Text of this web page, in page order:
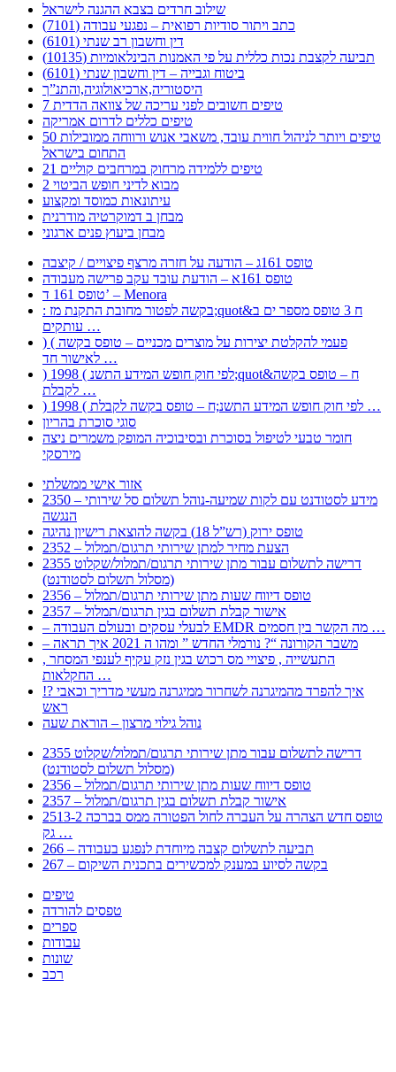
שילוב חרדים בצבא ההגנה לישראל
כתב ויתור סודיות רפואית – נפגעי עבודה (7101)
דין וחשבון רב שנתי (6101)
תביעה לקצבת נכות כללית על פי האמנות הבינלאומיות (10135)
ביטוח וגבייה – דין וחשבון שנתי (6101)
היסטוריה,ארכיאולוגיה,והתנ”ך
7 טיפים חשובים לפני עריכה של צוואה הדדית
טיפים כללים לדרום אמריקה
50 טיפים ויותר לניהול חווית עובד, משאבי אנוש ורווחה ממובילות
התחום בישראל
21 טיפים ללמידה מרחוק במרחבים קוליים
מבוא לדיני חופש הביטוי 2
עיתונאות כמוסד ומקצוע
מבחן ב דמוקרטיה מודרנית
מבחן ביעוץ פנים ארגוני
טופס 161ג – הודעה על חזרה מרצף פיצויים / קיצבה
טופס 161א – הודעת עובד עקב פרישה מעבודה
טופס 161 ד’ – Menora
: בקשה לפטור מחובת התקנת מז;quot&ח 3 טופס מספר ים ב
עותקים …
) ( פעמי להקלטת יצירות על מוצרים מכניים – טופס בקשה
לאישור חד …
) 1998 ( לפי חוק חופש המידע התשנ;quot&ח – טופס בקשה
לקבלת …
) 1998 ( לפי חוק חופש המידע התשנ;ח – טופס בקשה לקבלת …
סוגי סוכרת בהריון
חומר טבעי לטיפול בסוכרת ובסיבוכיה המופק משמרים ניצה
מירסקי
אזור אישי ממשלתי
2350 – מידע לסטודנט עם לקות שמיעה-נוהל תשלום סל שירותי
הנגשה
טופס ירוק (רש”ל 18) בקשה להוצאת רישיון נהיגה
2352 – הצעת מחיר למתן שירותי תרגום/תמלול
2355 דרישה לתשלום עבור מתן שירותי תרגום/תמלול/שקלוט
(מסלול תשלום לסטודנט)
2356 – טופס דיווח שעות מתן שירותי תרגום/תמלול
2357 – אישור קבלת תשלום בגין תרגום/תמלול
– לבעלי עסקים ובעולם העבודה EMDR מה הקשר בין חסמים …
– משבר הקורונה “? נורמלי החדש ” ומהו ה 2021 איך תראה
, התעשייה , פיצויי מס רכוש בגין נזק עקיף לענפי המסחר
החקלאות …
!? איך להפרד מהמיגרנה לשחרור ממיגרנה מעשי מדריך וכאבי
ראש
נוהל גילוי מרצון – הוראת שעה
2355 דרישה לתשלום עבור מתן שירותי תרגום/תמלול/שקלוט
(מסלול תשלום לסטודנט)
2356 – טופס דיווח שעות מתן שירותי תרגום/תמלול
2357 – אישור קבלת תשלום בגין תרגום/תמלול
2513-2 טופס חדש הצהרה על העברה לחול הפטורה ממס בברכה
גק …
266 – תביעה לתשלום קצבה מיוחדת לנפגע בעבודה
267 – בקשה לסיוע במענק למכשירים בתכנית השיקום
טיפים
טפסים להורדה
ספרים
עבודות
שונות
רכב